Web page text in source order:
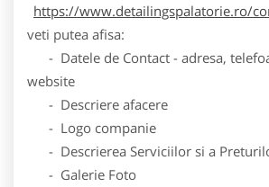
https://www.detailingspalatorie.ro/
veti putea afisa:
- Datele de Contact - adresa,
website
- Descriere afacere
- Logo companie
- Descrierea Serviciilor si a
- Galerie Foto